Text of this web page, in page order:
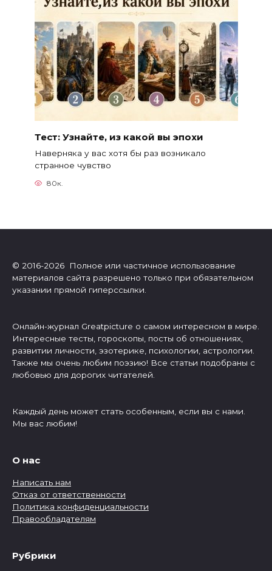
Тест: Узнайте, из какой вы эпохи
Наверняка у вас хотя бы раз возникало
странное чувство
80к.
© 2016-2026 Полное или частичное использование
материалов сайта разрешено только при обязательном
указании прямой гиперссылки.
Онлайн-журнал Greatpicture о самом интересном в мире.
Интересные тесты, гороскопы, посты об отношениях,
развитии личности, эзотерике, психологии, астрологии.
Также мы очень любим поэзию! Все статьи подобраны с
любовью для дорогих читателей.
Каждый день может стать особенным, если вы с нами.
Мы вас любим!
О нас
Написать нам
Отказ от ответственности
Политика конфиденциальности
Правообладателям
Рубрики